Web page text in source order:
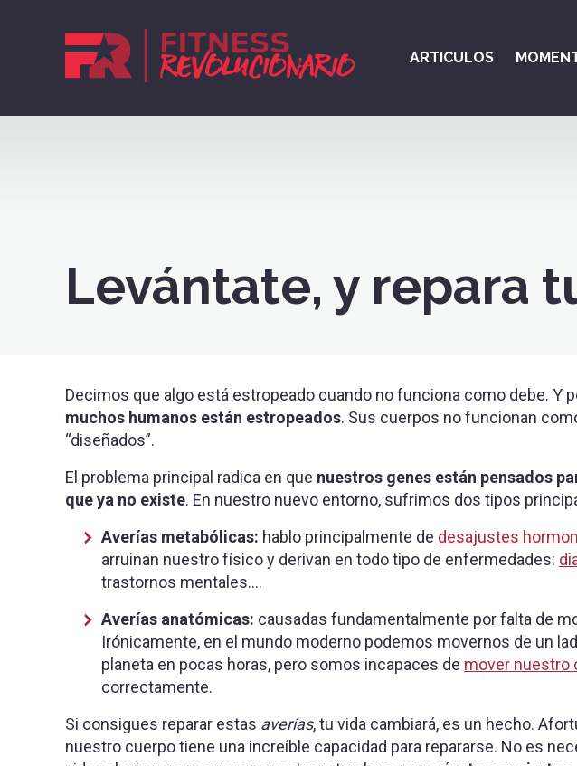
ARTICULOS
Levántate, y repara
Decimos que algo está estropeado cuando no funciona como debe. Y
muchos humanos están estropeados. Sus cuerpos no funcionan
“diseñados”.
El problema principal radica en que nuestros genes están pensados
que ya no existe. En nuestro nuevo entorno, sufrimos dos tipos
Averías metabólicas: hablo principalmente de desajustes
arruinan nuestro físico y derivan en todo tipo de enfermedades:
trastornos mentales….
Averías anatómicas: causadas fundamentalmente por falta de
Irónicamente, en el mundo moderno podemos movernos de un
planeta en pocas horas, pero somos incapaces de mover nuestro
correctamente.
Si consigues reparar estas averías, tu vida cambiará, es un hecho.
nuestro cuerpo tiene una increíble capacidad para repararse. No es